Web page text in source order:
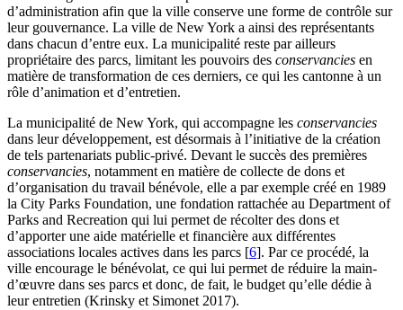
d’administration afin que la ville conserve une forme de contrôle sur
leur gouvernance. La ville de New York a ainsi des représentants
dans chacun d’entre eux. La municipalité reste par ailleurs
propriétaire des parcs, limitant les pouvoirs des conservancies en
matière de transformation de ces derniers, ce qui les cantonne à un
rôle d’animation et d’entretien.
La municipalité de New York, qui accompagne les conservancies
dans leur développement, est désormais à l’initiative de la création
de tels partenariats public-privé. Devant le succès des premières
conservancies, notamment en matière de collecte de dons et
d’organisation du travail bénévole, elle a par exemple créé en 1989
la City Parks Foundation, une fondation rattachée au Department of
Parks and Recreation qui lui permet de récolter des dons et
d’apporter une aide matérielle et financière aux différentes
associations locales actives dans les parcs [6]. Par ce procédé, la
ville encourage le bénévolat, ce qui lui permet de réduire la main-
d’œuvre dans ses parcs et donc, de fait, le budget qu’elle dédie à
leur entretien (Krinsky et Simonet 2017).